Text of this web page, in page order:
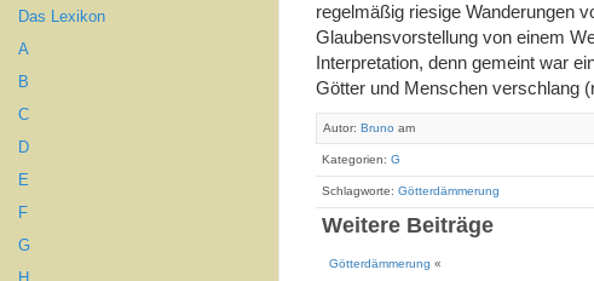
Das Lexikon
A
B
C
D
E
F
G
regelmäßig riesige Wanderungen
Glaubensvorstellung von einem
Interpretation, denn gemeint war
Götter und Menschen verschlang
Autor: Bruno am
Kategorien: G
Schlagworte: Götterdämmerung
Weitere Beiträge
Götterdämmerung «